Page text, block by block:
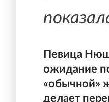
Певица
ожидание
«обычной»
делает